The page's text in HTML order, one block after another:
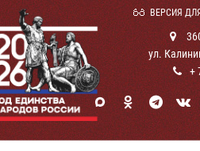
ВЕРСИЯ
ул.
+